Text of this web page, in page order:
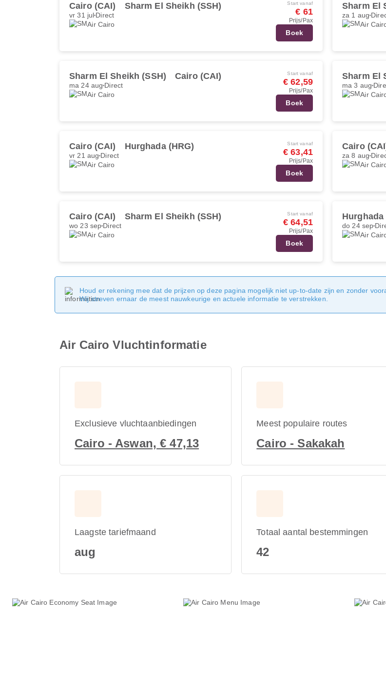
Cairo (CAI) Sharm El Sheikh (SSH)
vr 31 jul Direct
Air Cairo
Start vanaf
€ 61
Prijs/Pax
Boek
Sharm El
za 1 aug
Air
Sharm El Sheikh (SSH) Cairo (CAI)
ma 24 aug Direct
Air Cairo
Start vanaf
€ 62,59
Prijs/Pax
Boek
Sharm El
ma 3 aug
Air
Cairo (CAI) Hurghada (HRG)
vr 21 aug Direct
Air Cairo
Start vanaf
€ 63,41
Prijs/Pax
Boek
Cairo
za 8 aug
Air
Cairo (CAI) Sharm El Sheikh (SSH)
wo 23 sep Direct
Air Cairo
Start vanaf
€ 64,51
Prijs/Pax
Boek
Hurghada
do 24 sep
Air
Houd er rekening mee dat de prijzen op deze pagina mogelijk niet up-to-date zijn en zonder
Wij streven ernaar de meest nauwkeurige en actuele informatie te verstrekken.
Air Cairo Vluchtinformatie
Exclusieve vluchtaanbiedingen
Cairo - Aswan, € 47,13
Meest populaire routes
Cairo - Sakakah
Laagste tariefmaand
aug
Totaal aantal bestemmingen
42